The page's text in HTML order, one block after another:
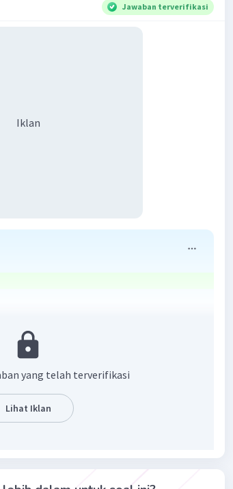
Jawaban terverifikasi
Iklan
dibagi 2 )
yang telah terverifikasi
Lihat Iklan